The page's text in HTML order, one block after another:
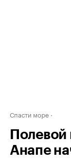
Спасти море
Полевой
Анапе